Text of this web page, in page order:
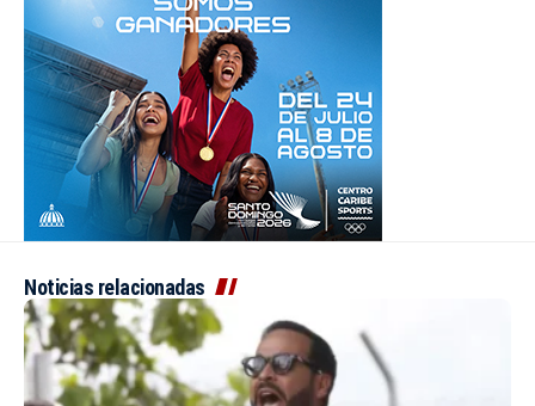
Noticias relacionadas